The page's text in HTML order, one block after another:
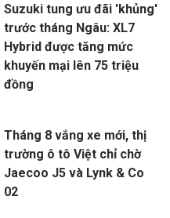
Suzuki tung ưu đãi 'khủng'
trước tháng Ngâu: XL7
Hybrid được tăng mức
khuyến mại lên 75 triệu
đồng
Tháng 8 vắng xe mới, thị
trường ô tô Việt chỉ chờ
Jaecoo J5 và Lynk & Co
02